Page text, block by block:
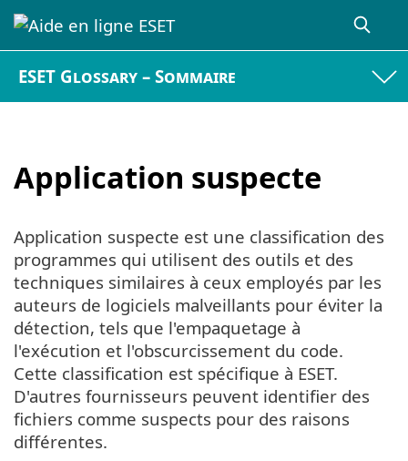
ESET Glossary – Sommaire
Application suspecte
Application suspecte est une classification des
programmes qui utilisent des outils et des
techniques similaires à ceux employés par les
auteurs de logiciels malveillants pour éviter la
détection, tels que l'empaquetage à
l'exécution et l'obscurcissement du code.
Cette classification est spécifique à ESET.
D'autres fournisseurs peuvent identifier des
fichiers comme suspects pour des raisons
différentes.